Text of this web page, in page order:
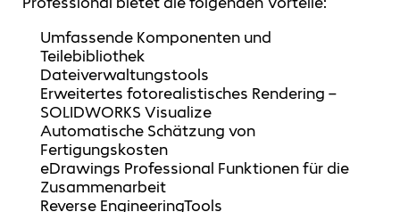
Umfassende Komponenten und
Teilebibliothek
Dateiverwaltungstools
Erweitertes fotorealistisches Rendering –
SOLIDWORKS Visualize
Automatische Schätzung von
Fertigungskosten
eDrawings Professional Funktionen für die
Zusammenarbeit
Reverse EngineeringTools